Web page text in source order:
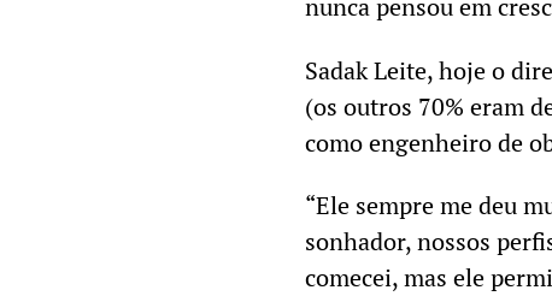
nunca pensou em
Sadak Leite, hoje o
(os outros 70% eram
como engenheiro de
“Ele sempre me deu
sonhador, nossos
comecei, mas ele